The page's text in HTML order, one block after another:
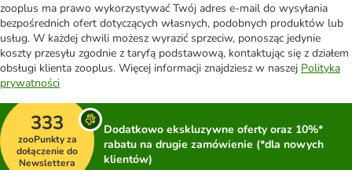
zooplus ma prawo wykorzystywać Twój adres e-mail do wysyłania
bezpośrednich ofert dotyczących własnych, podobnych produktów lub
usług. W każdej chwili możesz wyrazić sprzeciw, ponosząc jedynie
koszty przesyłu zgodnie z taryfą podstawową, kontaktując się z działem
obsługi klienta zooplus. Więcej informacji znajdziesz w naszej Polityka
prywatności
333
zooPunkty za
dołączenie do
Newslettera
Dodatkowo ekskluzywne oferty oraz 10%*
rabatu na drugie zamówienie (*dla nowych
klientów)